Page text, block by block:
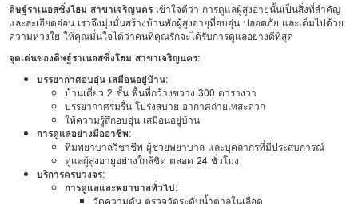
ดิษฐ์ราเนอสซิ่งโฮม สาขาเจริญนคร เข้าใจดีว่า การดูแลผู้สูงอายุนั้นเป็นสิ่งที่สำคัญ
และละเอียดอ่อน เราจึงมุ่งมั่นสร้างบ้านพักผู้สูงอายุที่อบอุ่น ปลอดภัย และเต็มไปด้วย
ความห่วงใย ให้คุณมั่นใจได้ว่าคนที่คุณรักจะได้รับการดูแลอย่างดีที่สุด
จุดเด่นของดิษฐ์ราเนอสซิ่งโฮม สาขาเจริญนคร:
บรรยากาศอบอุ่น เสมือนอยู่บ้าน:
บ้านเดี่ยว 2 ชั้น พื้นที่กว้างขวาง 300 ตารางวา
บรรยากาศร่มรื่น โปร่งสบาย อากาศถ่ายเทสะดวก
ให้ความรู้สึกอบอุ่น เสมือนอยู่บ้าน
การดูแลอย่างมืออาชีพ:
ทีมพยาบาลวิชาชีพ ผู้ช่วยพยาบาล และบุคลากรที่มีประสบการณ์
ดูแลผู้สูงอายุอย่างใกล้ชิด ตลอด 24 ชั่วโมง
บริการครบวงจร:
การดูแลและพยาบาลทั่วไป:
วัดความดัน ตรวจวัดระดับน้ำตาลในเลือด